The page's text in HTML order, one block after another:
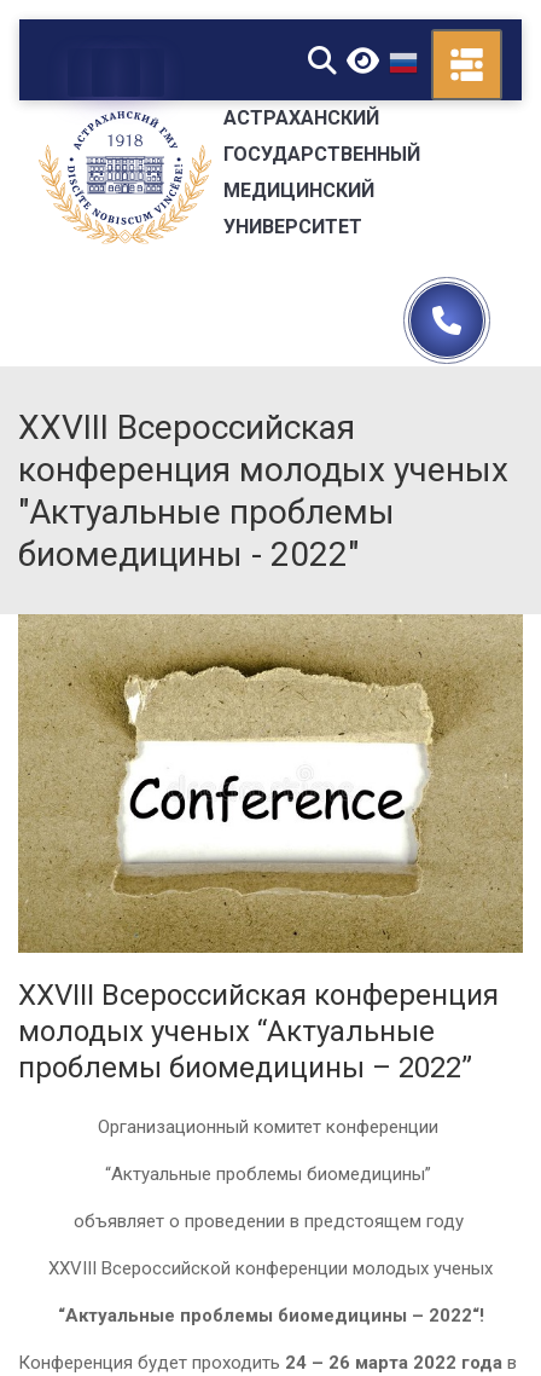
▼
АСТРАХАНСКИЙ
ГОСУДАРСТВЕННЫЙ
МЕДИЦИНСКИЙ
УНИВЕРСИТЕТ
XXVIII Всероссийская
конференция молодых ученых
"Актуальные проблемы
биомедицины - 2022"
XXVIII Всероссийская конференция
молодых ученых “Актуальные
проблемы биомедицины – 2022”
Организационный комитет конференции
“Актуальные проблемы биомедицины”
объявляет о проведении в предстоящем году
XXVIII Всероссийской конференции молодых ученых
“Актуальные проблемы биомедицины – 2022“!
Конференция будет проходить 24 – 26 марта 2022 года в